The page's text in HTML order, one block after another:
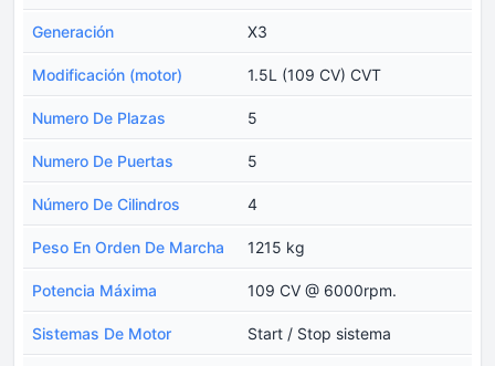
Generación X3
Modificación (motor) 1.5L (109 CV) CVT
Numero De Plazas 5
Numero De Puertas 5
Número De Cilindros 4
Peso En Orden De Marcha 1215 kg
Potencia Máxima 109 CV @ 6000rpm.
Sistemas De Motor Start / Stop sistema